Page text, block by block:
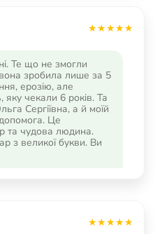
Те що не змогли
вона зробила лише за 5
ерозію, але
яку чекали 6 років. Та
Сергіївна, а й моїй
Це
та чудова людина.
з великої букви. Ви